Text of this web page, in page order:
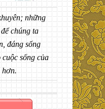
những
chúng ta
đáng sống
sống của
hơn.